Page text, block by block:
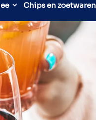
Chips en zoetwaren